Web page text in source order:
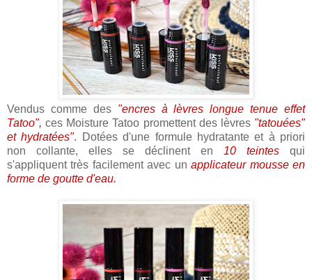
Vendus comme des "encres à lèvres longue tenue effet
Tatoo", ces Moisture Tatoo promettent des lèvres"tatouées"
et hydratées". Dotées d'une formule hydratante et à priori
non collante, elles se déclinent en 10 teintes qui
s'appliquent très facilement avec unapplicateur mousse en
forme de goutte d'eau.